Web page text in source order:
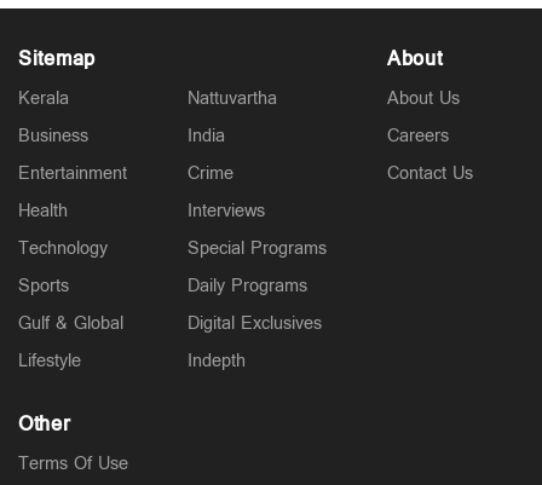
Sitemap
Kerala
Business
Entertainment
Health
Technology
Sports
Gulf & Global
Lifestyle
Nattuvartha
India
Crime
Interviews
Special Programs
Daily Programs
Digital Exclusives
Indepth
About
About Us
Careers
Contact Us
Other
Terms Of Use